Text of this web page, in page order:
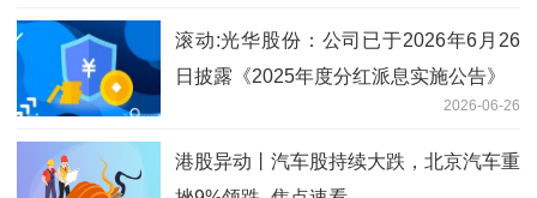
滚动:光华股份：公司已于2026年6月26
日披露《2025年度分红派息实施公告》
2026-06-26
港股异动丨汽车股持续大跌，北京汽车重